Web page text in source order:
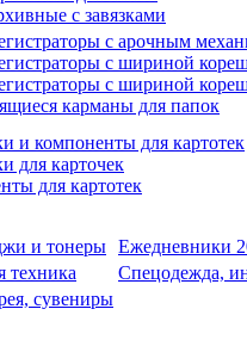
с завязками
с арочным
с шириной
с шириной
карманы для папок
и компоненты для картотек
для карточек
для картотек
и тонеры Ежедневники
техника Спецодежда,
сувениры